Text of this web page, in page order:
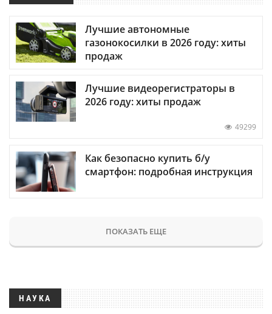
Лучшие автономные
газонокосилки в 2026 году: хиты
продаж
Лучшие видеорегистраторы в
2026 году: хиты продаж
49299
Как безопасно купить б/у
смартфон: подробная инструкция
ПОКАЗАТЬ ЕЩЕ
НАУКА